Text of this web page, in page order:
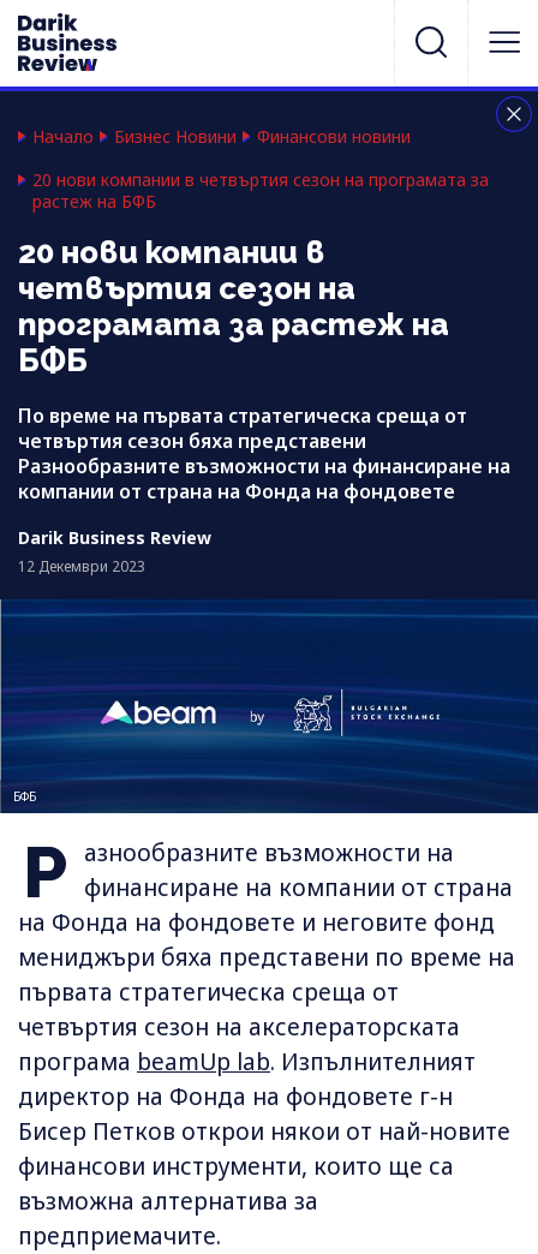
Начало Бизнес Новини
Финансови новини
20 нови компании в четвъртия сезон на програмата за
растеж на БФБ
20 нови компании в
четвъртия сезон на
програмата за растеж на
БФБ
По време на първата стратегическа среща от
четвъртия сезон бяха представени
Разнообразните възможности на финансиране на
компании от страна на Фонда на фондовете
Darik Business Review
12 Декември 2023
БФБ
Р
азнообразните възможности на
финансиране на компании от страна
на Фонда на фондовете и неговите фонд
мениджъри бяха представени по време на
първата стратегическа среща от
четвъртия сезон на акселераторската
програма beamUp lab. Изпълнителният
директор на Фонда на фондовете г-н
Бисер Петков открои някои от най-новите
финансови инструменти, които ще са
възможна алтернатива за
предприемачите.